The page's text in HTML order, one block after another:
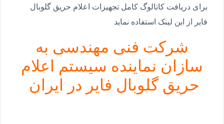
برای دریافت کاتالوگ کامل تجهیزات اعلام حریق گلوبال
فایر از این لینک استفاده نماید
شرکت فنی مهندسی به
سازان نماینده سیستم اعلام
حریق گلوبال فایر در ایران